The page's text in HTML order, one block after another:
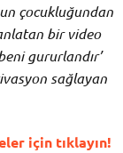
çocukluğundan
bir video
gururlandır’
sağlayan
için tıklayın!